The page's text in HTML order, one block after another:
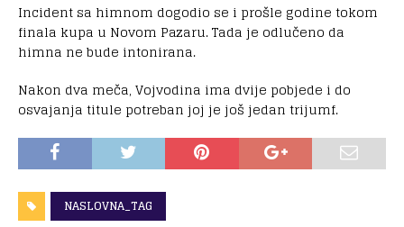
Incident sa himnom dogodio se i prošle godine tokom
finala kupa u Novom Pazaru. Tada je odlučeno da
himna ne bude intonirana.
Nakon dva meča, Vojvodina ima dvije pobjede i do
osvajanja titule potreban joj je još jedan trijumf.
NASLOVNA_TAG